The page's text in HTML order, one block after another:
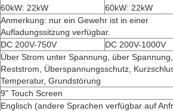
60kW: 22kW
60kW: 22kW
Anmerkung: nur ein Gewehr ist in einer
Aufladungssitzung verfügbar.
DC 200V-750V DC 200V-1000V
Über Strom unter Spannung, über Spannung,
Reststrom, Überspannungsschutz,
Temperatur, Grundstörung
9" Touch Screen
Englisch (andere Sprachen verfügbar auf